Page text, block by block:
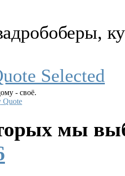
- своё.
Quote
мы